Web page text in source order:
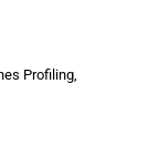
Profiling,